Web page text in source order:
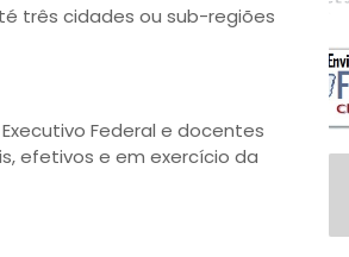
três cidades ou sub-regiões
Federal e docentes
efetivos e em exercício da